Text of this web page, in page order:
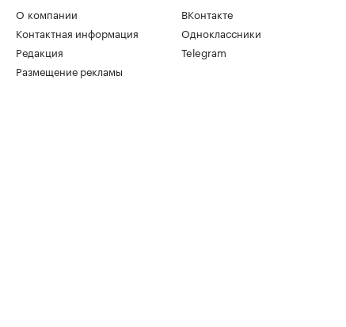
О компании
Контактная информация
Редакция
Размещение рекламы
ВКонтакте
Одноклассники
Telegram